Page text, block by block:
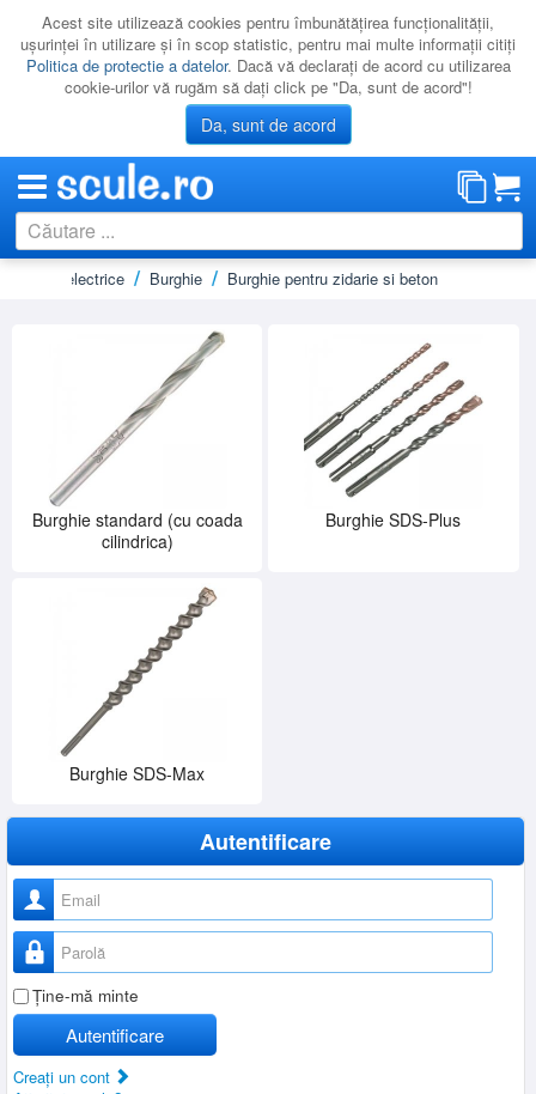
Acest site utilizează cookies pentru îmbunătăţirea funcţionalităţii,
uşurinţei în utilizare şi în scop statistic, pentru mai multe informaţii citiţi
Politica de protectie a datelor. Dacă vă declaraţi de acord cu utilizarea
cookie-urilor vă rugăm să daţi click pe "Da, sunt de acord"!
Da, sunt de acord
CATEGORII
LICHIDARE
CATALOAGE
PRODUCATORI
AUTENTIFICARE
scule electrice Burghie Burghie pentru zidarie si beton
Burghie standard (cu coada
cilindrica)
Burghie SDS-Plus
Burghie SDS-Max
Autentificare
Nume utilizator
Parolă
Ţine-mă minte
Autentificare
Creaţi un cont